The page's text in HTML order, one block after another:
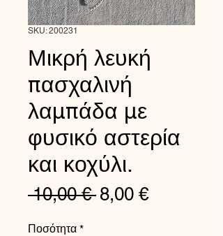
SKU: 200231
Μικρή λευκή
πασχαλινή
λαμπάδα με
φυσικό αστερία
και κοχύλι.
10,00 € Κανονική
8,00 €Τιμή
Ποσότητα *